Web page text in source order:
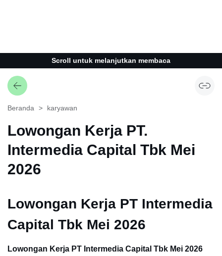
Scroll untuk melanjutkan membaca
Beranda karyawan
Lowongan Kerja PT.
Intermedia Capital Tbk Mei
2026
Lowongan Kerja PT Intermedia
Capital Tbk Mei 2026
Lowongan Kerja PT Intermedia Capital Tbk Mei 2026